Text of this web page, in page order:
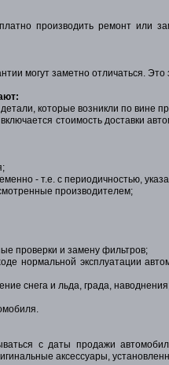
производить ремонт или
могут заметно отличаться. Это
которые возникли по вине
стоимость доставки
- т.е. с периодичностью,
производителем;
проверки и замену фильтров;
нормальной эксплуатации
снега и льда, града,
с даты продажи
аксессуары,